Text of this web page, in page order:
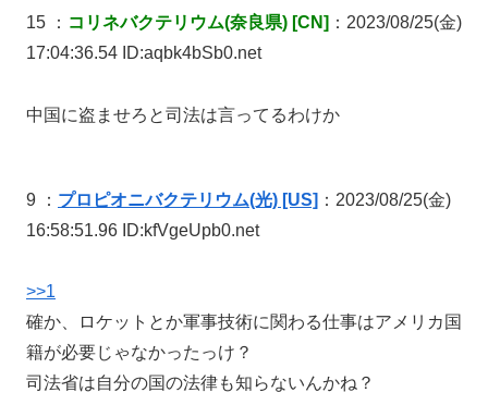
15 ： コリネバクテリウム(奈良県) [CN] ：2023/08/25(金)
17:04:36.54 ID:aqbk4bSb0.net
中国に盗ませろと司法は言ってるわけか
9 ： プロピオニバクテリウム(光) [US] ：2023/08/25(金)
16:58:51.96 ID:kfVgeUpb0.net
>>1
確か、ロケットとか軍事技術に関わる仕事はアメリカ国
籍が必要じゃなかったっけ？
司法省は自分の国の法律も知らないんかね？